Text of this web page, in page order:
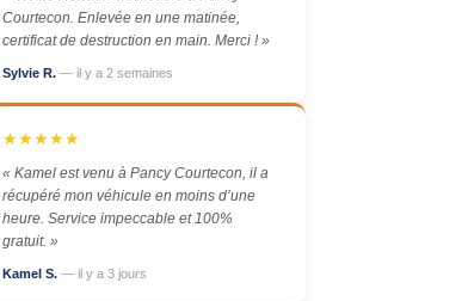
Courtecon. Enlevée en une matinée,
certificat de destruction en main. Merci ! »
Sylvie R. — il y a 2 semaines
★★★★★
« Kamel est venu à Pancy Courtecon, il a
récupéré mon véhicule en moins d’une
heure. Service impeccable et 100%
gratuit. »
Kamel S. — il y a 3 jours